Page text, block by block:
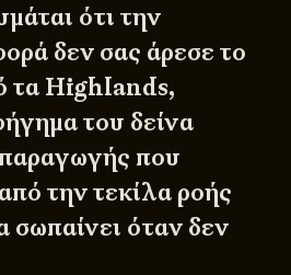
ότι την
δεν σας άρεσε το
τα Highlands,
του δείνα
που
την τεκίλα ροής
σωπαίνει όταν δεν